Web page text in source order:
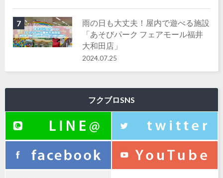
7
雨の日も大丈夫！屋内で遊べる施設
「あそびパーク フェアモール福井
大和田店」
2024.07.25
フクブロSNS